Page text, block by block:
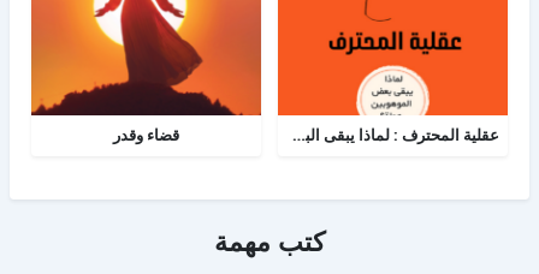
عقلية المحترف : لماذا يبقى البعض هواة رغم الموهبة؟ قضاء وقدر
كتب مهمة